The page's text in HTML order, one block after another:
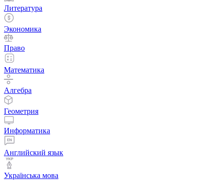
Литература
Экономика
Право
Математика
Алгебра
Геометрия
Информатика
Английский язык
Українська мова